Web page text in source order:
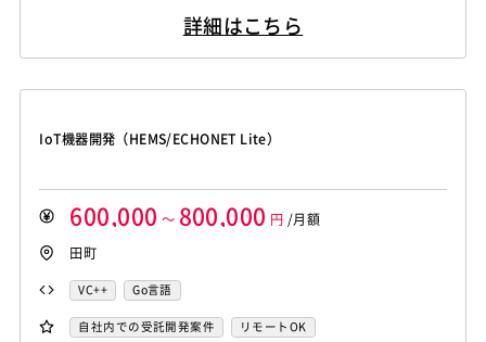
詳細はこちら
IoT機器開発（HEMS/ECHONET Lite）
600,000 ～ 800,000 円 /月額
田町
VC++ Go言語
自社内での受託開発案件 リモートOK